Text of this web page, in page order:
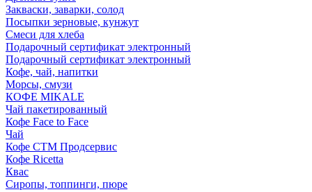
Закваски, заварки, солод
Посыпки зерновые, кунжут
Смеси для хлеба
Подарочный сертификат электронный
Подарочный сертификат электронный
Кофе, чай, напитки
Морсы, смузи
КОФЕ MIKALE
Чай пакетированный
Кофе Face to Face
Чай
Кофе СТМ Продсервис
Кофе Ricetta
Квас
Сиропы, топпинги, пюре